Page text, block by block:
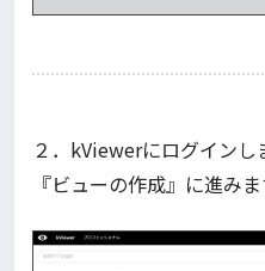
２．kViewerにログインし
『ビューの作成』に進みま